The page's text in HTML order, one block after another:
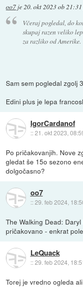
oo7 je 20. okt 2023 ob 21:31
Včeraj pogledal, do
skupaj razen veliko
za razliko od Amerike.
Sam sem pogledal zgolj
Edini plus je lepa
IgorCardanof
::21. okt 2023,
Po pričakovanjih. Nove
gledat še 15o sezono
dolgočasno?
oo7
::29. feb 2024,
The Walking Dead:
pričakovano - enkrat
LeQuack
::29. feb 2024,
Torej je vredno ogleda